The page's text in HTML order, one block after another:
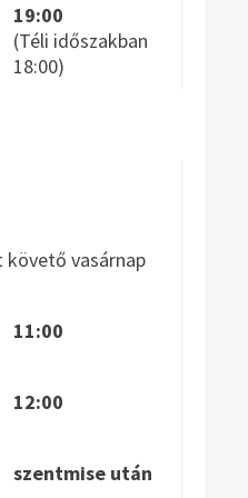
19:00
(Téli időszakban
18:00)
követő vasárnap
11:00
12:00
szentmise után